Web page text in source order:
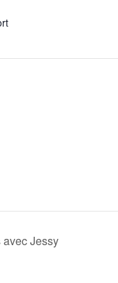
Jessy